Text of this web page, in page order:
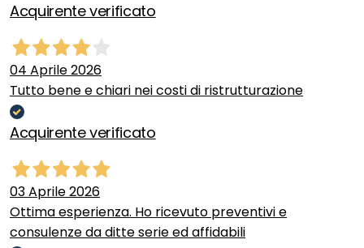
Acquirente verificato
04 Aprile 2026
Tutto bene e chiari nei costi di ristrutturazione
Acquirente verificato
03 Aprile 2026
Ottima esperienza. Ho ricevuto preventivi e
consulenze da ditte serie ed affidabili